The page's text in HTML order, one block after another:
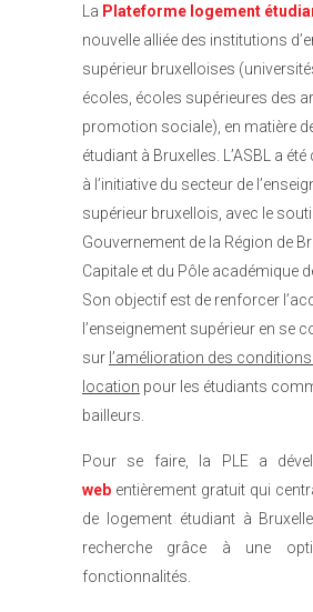
La Plateforme logement
nouvelle alliée des institutions
supérieur bruxelloises
écoles, écoles supérieures des
promotion sociale), en matière
étudiant à Bruxelles. L’ASBL a
à l’initiative du secteur de
supérieur bruxellois, avec le
Gouvernement de la Région de
Capitale et du Pôle académique
Son objectif est de renforcer
l’enseignement supérieur en se
sur l’amélioration des
location pour les étudiants
bailleurs.
Pour se faire, la PLE a
web entièrement gratuit qui
de logement étudiant à
recherche grâce à une
fonctionnalités.